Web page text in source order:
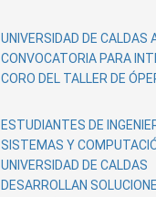
UNIVERSIDAD DE CALDAS
CONVOCATORIA PARA
CORO DEL TALLER DE
ESTUDIANTES DE
SISTEMAS Y
UNIVERSIDAD DE CALDAS
DESARROLLAN